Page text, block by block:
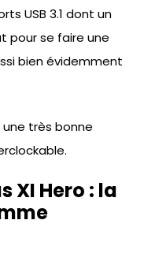
USB 3.1 dont un
pour se faire une
bien évidemment
une très bonne
XI Hero : la